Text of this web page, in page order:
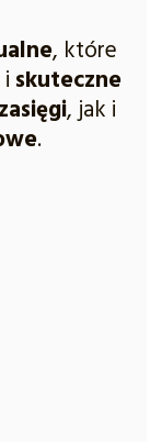
, które
i skuteczne
zasięgi, jak i
.